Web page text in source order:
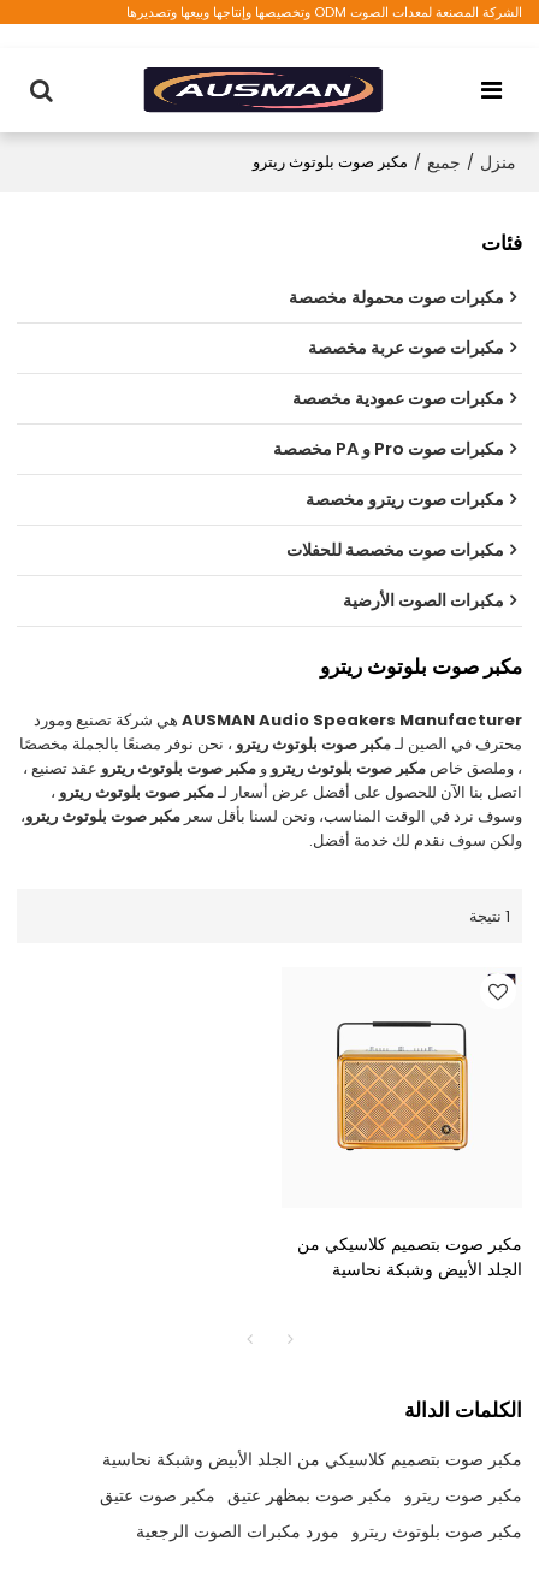
الشركة المصنعة لمعدات الصوت ODM وتخصيصها وإنتاجها وبيعها وتصديرها
منزل / جميع / مكبر صوت بلوتوث ريترو
فئات
مكبرات صوت محمولة مخصصة
مكبرات صوت عربة مخصصة
مكبرات صوت عمودية مخصصة
مكبرات صوت Pro و PA مخصصة
مكبرات صوت ريترو مخصصة
مكبرات صوت مخصصة للحفلات
مكبرات الصوت الأرضية
مكبر صوت بلوتوث ريترو
AUSMAN Audio Speakers Manufacturer هي شركة تصنيع ومورد
محترف في الصين لـمكبر صوت بلوتوث ريترو ، نحن نوفر مصنعًا بالجملة مخصصًا
، وملصق خاصمكبر صوت بلوتوث ريترو ومكبر صوت بلوتوث ريترو عقد تصنيع ،
اتصل بنا الآن للحصول على أفضل عرض أسعار لـمكبر صوت بلوتوث ريترو ،
وسوف نرد في الوقت المناسب، ونحن لسنا بأقل سعرمكبر صوت بلوتوث ريترو،
ولكن سوف نقدم لك خدمة أفضل.
1 نتيجة
مكبر صوت بتصميم كلاسيكي من
الجلد الأبيض وشبكة نحاسية
الكلمات الدالة
مكبر صوت بتصميم كلاسيكي من الجلد الأبيض وشبكة نحاسية
مكبر صوت ريترو مكبر صوت بمظهر عتيق مكبر صوت عتيق
مكبر صوت بلوتوث ريترو مورد مكبرات الصوت الرجعية